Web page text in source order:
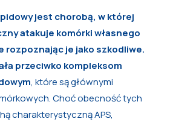
jest chorobą, w której
atakuje komórki własnego
rozpoznając je jako szkodliwe.
przeciwko kompleksom
, które są głównymi
Choć obecność tych
charakterystyczną APS,